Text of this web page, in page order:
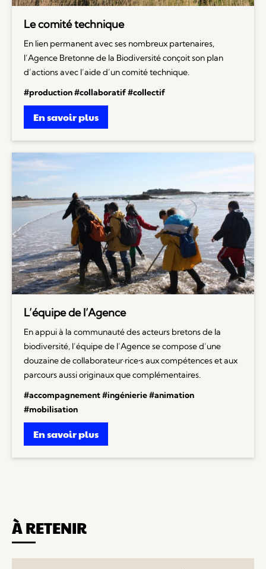
Le comité technique
En lien permanent avec ses nombreux partenaires,
l’Agence Bretonne de la Biodiversité conçoit son plan
d’actions avec l’aide d’un comité technique.
#production #collaboratif #collectif
En savoir plus
L’équipe de l’Agence
En appui à la communauté des acteurs bretons de la
biodiversité, l’équipe de l’Agence se compose d’une
douzaine de collaborateur·rice•s aux compétences et aux
parcours aussi originaux que complémentaires.
#accompagnement #ingénierie #animation
#mobilisation
En savoir plus
À RETENIR